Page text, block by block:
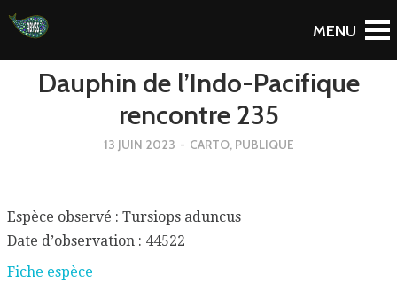
To Blog
Dauphin de l’Indo-Pacifique
rencontre 235
13 JUIN 2023 - CARTO, PUBLIQUE
Espèce observé : Tursiops aduncus
Date d’observation : 44522
Fiche espèce